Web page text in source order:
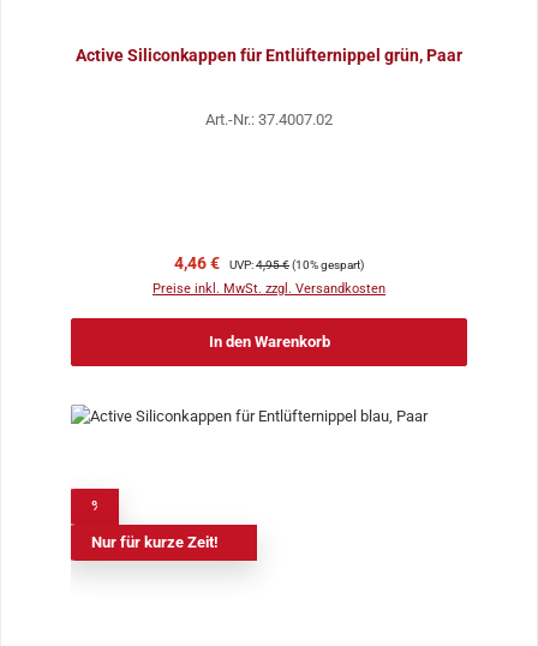
Active Siliconkappen für Entlüfternippel grün, Paar
Art.-Nr.: 37.4007.02
Verkaufspreis:
4,46 € Regulärer Preis:
UVP:4,95 €(10% gespart)
Preise inkl. MwSt. zzgl. Versandkosten
In den Warenkorb
Nur für kurze Zeit!